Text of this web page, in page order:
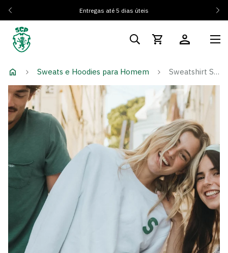
Entregas até 5 dias úteis
Sweats e Hoodies para Homem Sweatshirt Shift White